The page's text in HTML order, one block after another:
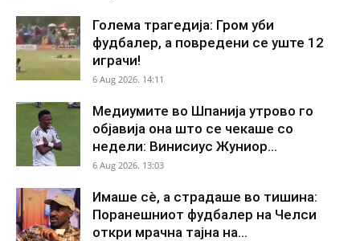
Голема трагедија: Гром уби
фудбалер, а повредени се уште 12
играчи!
6 Aug 2026. 14:11
Медиумите во Шпанија утрово го
објавија она што се чекаше со
недели: Винисиус Жуниор...
6 Aug 2026. 13:03
Имаше сè, а страдаше во тишина:
Поранешниот фудбалер на Челси
откри мрачна тајна на...